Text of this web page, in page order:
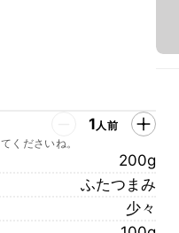
1人前
くださいね。
200g
ふたつまみ
少々